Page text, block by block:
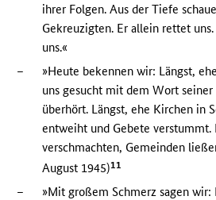
ihrer Folgen. Aus der Tiefe
Gekreuzigten. Er allein rettet
uns.«
–
»Heute bekennen wir: Längst,
uns gesucht mit dem Wort
überhört. Längst, ehe Kirchen in
entweiht und Gebete
verschmachten, Gemeinden
August 1945)11
–
»Mit großem Schmerz sagen